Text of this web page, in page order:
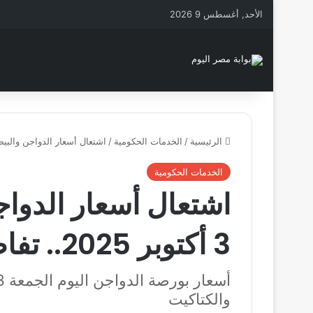
الأحد, أغسطس 9 2026
الرئيسية / الخدمات الحكومية / اشتعال أسعار الدواجن والبيض اليوم الجمعة
الخدمات الحكومية
اشتعال أسعار
3 أكتوبر 2025.. تفاصيل كاملة
والكتاكيت